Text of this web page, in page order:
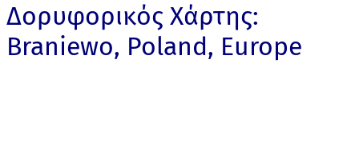
Δορυφορικός Χάρτης:
Braniewo, Poland, Europe